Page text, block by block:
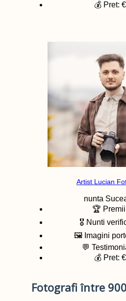
💰 Pret: €
Artist Lucian
nunta
🏆
🎖️ Nunti
🖼️ Imagini
💬
💰 Pret: €
Fotografi între